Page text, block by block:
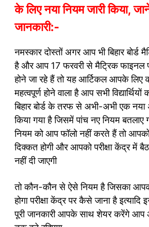
के लिए नया नियम जारी किया,
जानकारी:-
नमस्कार दोस्तों अगर आप भी बिहार बोर्ड
है और आप 17 फरवरी से मैट्रिक फाइनल
होने जा रहे हैं तो यह आर्टिकल आपके लिए
महत्वपूर्ण होने वाला है आप सभी
बिहार बोर्ड के तरफ से अभी-अभी एक नया
किया गया है जिसमें पांच नए नियम
नियम को आप फॉलो नहीं करते हैं तो आपको
दिक्कत होगी और आपको परीक्षा केंद्र में
नहीं दी जाएगी
तो कौन-कौन से ऐसे नियम है जिसका
होगा परीक्षा केंद्र पर कैसे जाना है इत्यादि
पूरी जानकारी आपके साथ शेयर करेंगे आप